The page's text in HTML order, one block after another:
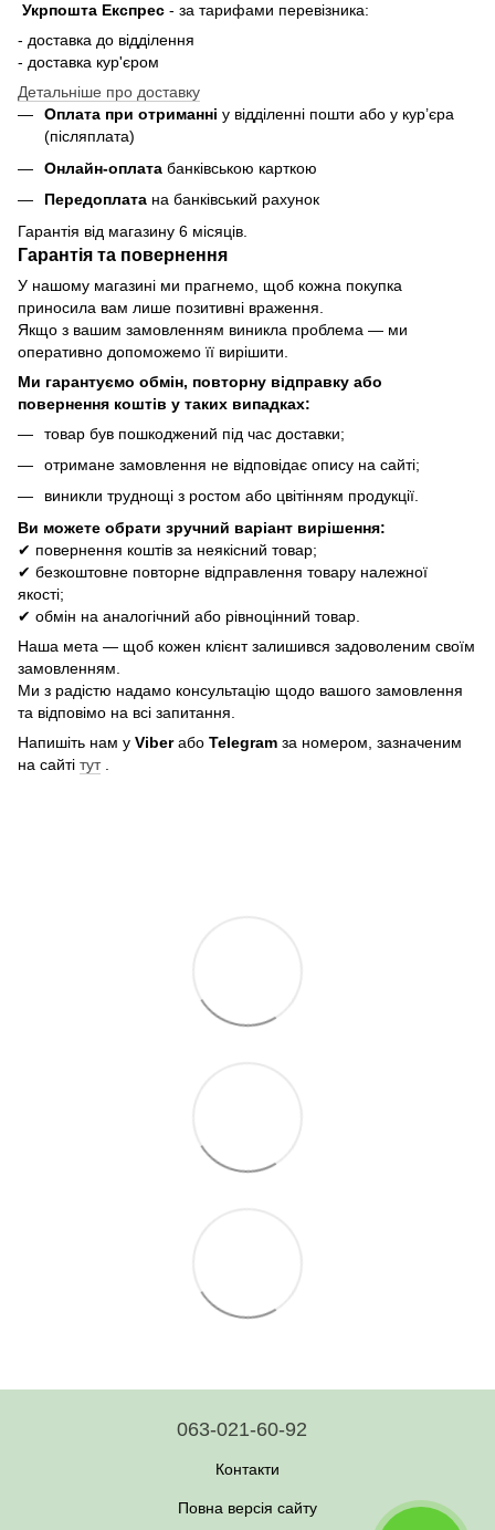
Укрпошта Експрес - за тарифами перевізника:
- доставка до відділення
- доставка кур'єром
Детальніше про доставку
Оплата при отриманні у відділенні пошти або у кур’єра
(післяплата)
Онлайн-оплата банківською карткою
Передоплата на банківський рахунок
Гарантія від магазину 6 місяців.
Гарантія та повернення
У нашому магазині ми прагнемо, щоб кожна покупка
приносила вам лише позитивні враження.
Якщо з вашим замовленням виникла проблема — ми
оперативно допоможемо її вирішити.
Ми гарантуємо обмін, повторну відправку або
повернення коштів у таких випадках:
товар був пошкоджений під час доставки;
отримане замовлення не відповідає опису на сайті;
виникли труднощі з ростом або цвітінням продукції.
Ви можете обрати зручний варіант вирішення:
✔ повернення коштів за неякісний товар;
✔ безкоштовне повторне відправлення товару належної
якості;
✔ обмін на аналогічний або рівноцінний товар.
Наша мета — щоб кожен клієнт залишився задоволеним своїм
замовленням.
Ми з радістю надамо консультацію щодо вашого замовлення
та відповімо на всі запитання.
Напишіть нам у Viberабо Telegram за номером, зазначеним
на сайті тут.
063-021-60-92
Контакти
Повна версія сайту